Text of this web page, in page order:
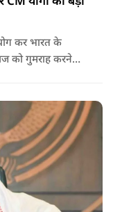
कर भारत के
को गुमराह करने